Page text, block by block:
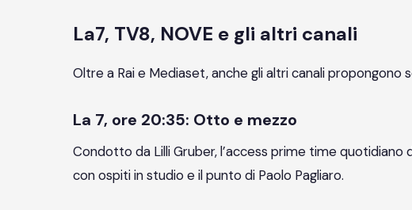
La7, TV8, NOVE e gli altri canali
Oltre a Rai e Mediaset, anche gli altri canali
La 7, ore 20:35: Otto e mezzo
Condotto da Lilli Gruber, l’access prime time
con ospiti in studio e il punto di Paolo Pagliaro.